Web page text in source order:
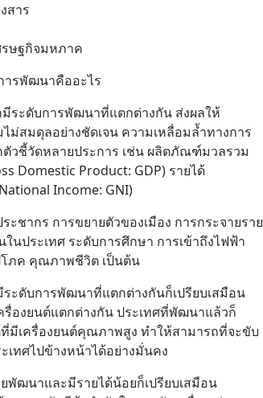
สาร
รษฐกิจมหภาค
ารพัฒนาคืออะไร
มีระดับการพัฒนาที่แตกต่างกัน ส่งผลให้
ม่สมดุลอย่างชัดเจน ความเหลื่อมล้ำทางการ
วชี้วัดหลายประการ เช่น ผลิตภัณฑ์มวลรวม
Domestic Product: GDP) รายได้
Income: GNI)
ชากร การขยายตัวของเมือง การกระจายราย
นประเทศ ระดับการศึกษา การเข้าถึงไฟฟ้า
ภค คุณภาพชีวิต เป็นต้น
ระดับการพัฒนาที่แตกต่างกันก็เปรียบเสมือน
องยนต์แตกต่างกัน ประเทศที่พัฒนาแล้วก็
ที่มีเครื่องยนต์คุณภาพสูง ทำให้สามารถที่จะขับ
ทศไปข้างหน้าได้อย่างมั่นคง
พัฒนาและมีรายได้น้อยก็เปรียบเสมือน